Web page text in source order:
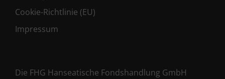
Cookie-Richtlinie (EU)
Impressum
Die FHG Hanseatische Fondshandlung GmbH